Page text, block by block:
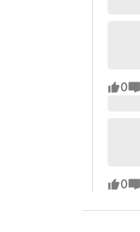
0
0